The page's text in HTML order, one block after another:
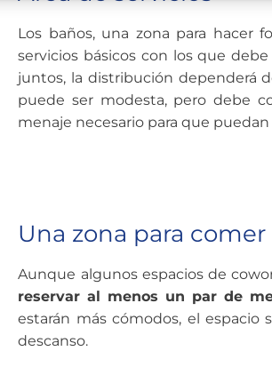
Los baños, una zona para hacer
servicios básicos con los que
juntos, la distribución dependerá
puede ser modesta, pero debe
menaje necesario para que
Una zona para comer
Aunque algunos espacios de
reservar al menos un par de
estarán más cómodos, el espacio
descanso.